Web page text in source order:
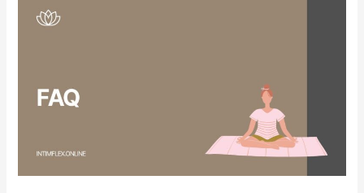
para
energia